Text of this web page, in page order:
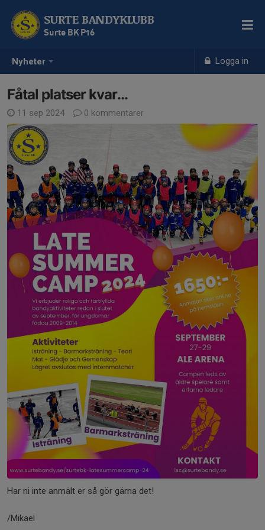
Nyheter Logga in
SURTE BANDYKLUBB
Surte BK P16
Fåtal platser kvar...
11 sep 2024 0 kommentarer
Har ni inte anmält er så gör gärna det!
/Mikael